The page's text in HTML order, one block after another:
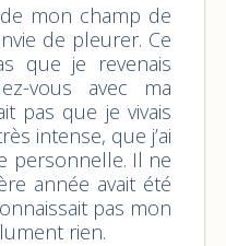
mon champ de
de pleurer. Ce
que je revenais
vous avec ma
pas que je vivais
intense, que j’ai
personnelle. Il ne
année avait été
pas mon
rien.